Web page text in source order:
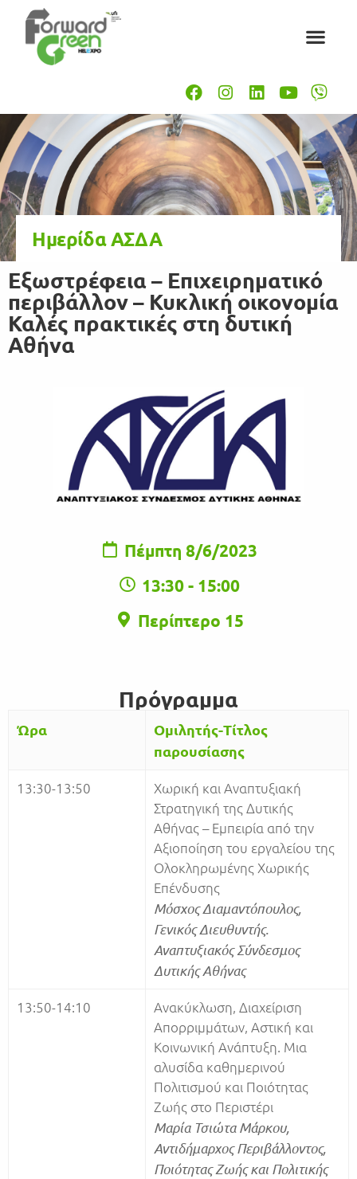
Ημερίδα ΑΣΔΑ
Εξωστρέφεια – Επιχειρηματικό
περιβάλλον – Κυκλική οικονομία
Καλές πρακτικές στη δυτική
Αθήνα
Πέμπτη 8/6/2023
13:30 - 15:00
Περίπτερο 15
Πρόγραμμα
Ώρα
Ομιλητής-Τίτλος
παρουσίασης
13:30-13:50
Χωρική και Αναπτυξιακή
Στρατηγική της Δυτικής
Αθήνας – Εμπειρία από την
Αξιοποίηση του εργαλείου της
Ολοκληρωμένης Χωρικής
Επένδυσης
Μόσχος Διαμαντόπουλος,
Γενικός Διευθυντής.
Αναπτυξιακός Σύνδεσμος
Δυτικής Αθήνας
13:50-14:10
Ανακύκλωση, Διαχείριση
Απορριμμάτων, Αστική και
Κοινωνική Ανάπτυξη. Μια
αλυσίδα καθημερινού
Πολιτισμού και Ποιότητας
Ζωής στο Περιστέρι
Μαρία Τσιώτα Μάρκου,
Αντιδήμαρχος Περιβάλλοντος,
Ποιότητας Ζωής και Πολιτικής